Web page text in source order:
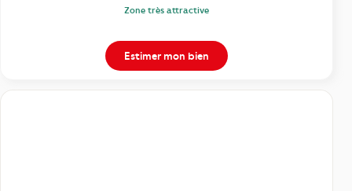
Zone très attractive
Estimer mon bien